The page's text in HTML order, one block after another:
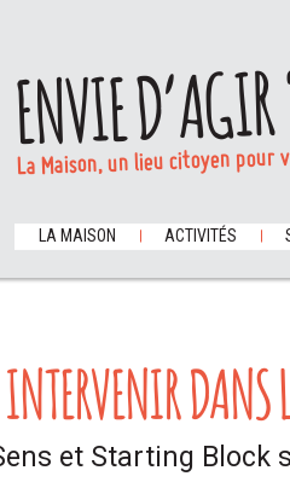
ENVIE
La Maison, un lieu citoyen
LA MAISON ACTIVITÉS
DANS
et Starting Block